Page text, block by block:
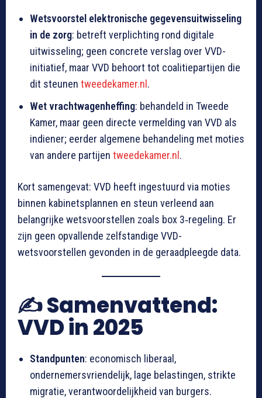
Wetsvoorstel elektronische gegevensuitwisseling
in de zorg: betreft verplichting rond digitale
uitwisseling; geen concrete verslag over VVD-
initiatief, maar VVD behoort tot coalitiepartijen die
dit steunen tweedekamer.nl.
Wet vrachtwagenheffing: behandeld in Tweede
Kamer, maar geen directe vermelding van VVD als
indiener; eerder algemene behandeling met moties
van andere partijen tweedekamer.nl.
Kort samengevat: VVD heeft ingestuurd via moties
binnen kabinetsplannen en steun verleend aan
belangrijke wetsvoorstellen zoals box 3‑regeling. Er
zijn geen opvallende zelfstandige VVD-
wetsvoorstellen gevonden in de geraadpleegde data.
✍️ Samenvattend:
VVD in 2025
Standpunten: economisch liberaal,
ondernemersvriendelijk, lage belastingen, strikte
migratie, verantwoordelijkheid van burgers.